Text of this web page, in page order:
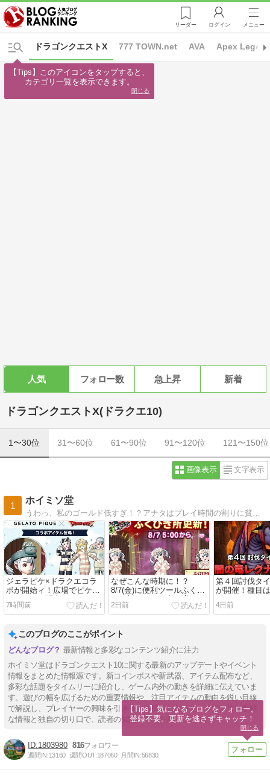
リーダー ログイン メニュー
777 TOWN.net AVA Apex
ドラゴンクエストX
人気 フォロー数 急上昇 新着
ドラゴンクエストX(ドラクエ10)
1〜30位 31〜60位 61〜90位 91〜120位 121〜150位
画像表示 文字表示
1
ホイミソ堂
ジェラピケ×ドラクエコラ
ボが開始ィ！広場でピケス
ラバンドの配布もあるぞ
7時間前
なぜこんな時期に！？
8/7(金)に便利ツールふくび
き更新でしぐさ書が増える
ぞ
2日前
第４回討伐タ
が開催！種目
グナード５やぞ
4日前
このブログのここがポイント
最新情報と多彩なコンテンツ紹介に注力
ホイミソ堂はドラゴンクエスト10に関する最新のアップデートやイベント
情報をまとめた情報源です。新コインボスや新武器、アイテム配布など、
多彩な話題をタイムリーに紹介し、ゲーム内外の動きを詳細に伝えていま
す。遊びの幅を広げるための重要情報や、注目アイテムの動向を鋭い目線
で解説し、プレイヤーの興味を引きつける構成となっています。常に新鮮
な情報と独自の切り口で、読者の知的好奇心を満たします。
1803980 816
週間IN:13160 週間OUT:187060 月間IN:56830
【Tips】このアイコンをタップすると、
カテゴリ一覧を表示できます。
閉じる
【Tips】気になるブログをフォロー。
登録不要。更新を逃さずキャッチ！
閉じる